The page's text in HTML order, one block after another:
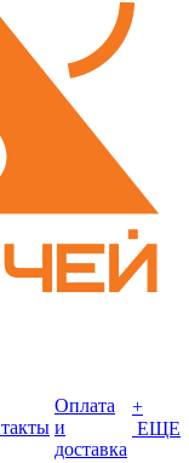
Оплата
и
доставка
+
ЕЩЕ